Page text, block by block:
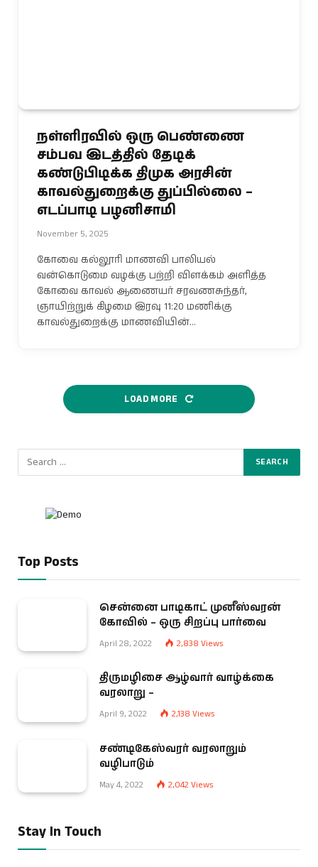
நள்ளிரவில் ஒரு பெண்ணை
சம்பவ இடத்தில் தேடிக்
கண்டுபிடிக்க திமுக அரசின்
காவல்துறைக்கு துப்பில்லை –
எடப்பாடி பழனிசாமி
November 5, 2025
கோவை கல்லூரி மாணவி பாலியல்
வன்கொடுமை வழக்கு பற்றி விளக்கம் அளித்த
கோவை காவல் ஆணையர் சரவணசுந்தர்,
ஞாயிற்றுக் கிழமை இரவு 11:20 மணிக்கு
காவல்துறைக்கு மாணவியின்…
LOAD MORE
Top Posts
சென்னை பாடிகாட் முனீஸ்வரன்
கோவில் – ஒரு சிறப்பு பார்வை
April 28, 2022 2,838 Views
திருமழிசை ஆழ்வார் வாழ்க்கை
வரலாறு –
April 9, 2022 2,138 Views
சண்டிகேஸ்வரர் வரலாறும்
வழிபாடும்
May 4, 2022 2,042 Views
Stay In Touch